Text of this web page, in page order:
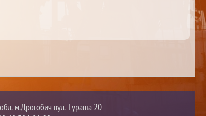
м.Дрогобич вул. Тураша 20